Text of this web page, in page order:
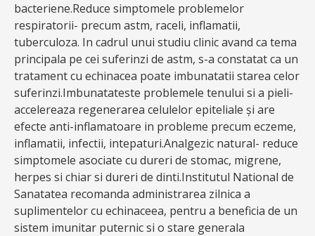
bacteriene.Reduce simptomele problemelor
respiratorii- precum astm, raceli, inflamatii,
tuberculoza. In cadrul unui studiu clinic avand ca tema
principala pe cei suferinzi de astm, s-a constatat ca un
tratament cu echinacea poate imbunatatii starea celor
suferinzi.Imbunatateste problemele tenului si a pieli-
accelereaza regenerarea celulelor epiteliale și are
efecte anti-inflamatoare in probleme precum eczeme,
inflamatii, infectii, intepaturi.Analgezic natural- reduce
simptomele asociate cu dureri de stomac, migrene,
herpes si chiar si dureri de dinti.Institutul National de
Sanatatea recomanda administrarea zilnica a
suplimentelor cu echinaceea, pentru a beneficia de un
sistem imunitar puternic si o stare generala